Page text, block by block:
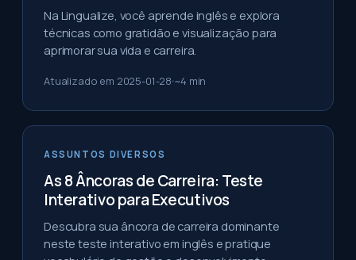
Na Lingualize, você aprende inglês e explora
técnicas como gratidão e visualização para
aprimorar sua vida e carreira.
Atualizado em 2025-01-28 ~4 min
ASSUNTOS DIVERSOS
As 8 Âncoras de Carreira: Teste
Interativo para Executivos
Descubra sua âncora de carreira dominante
neste teste interativo em inglês e pratique